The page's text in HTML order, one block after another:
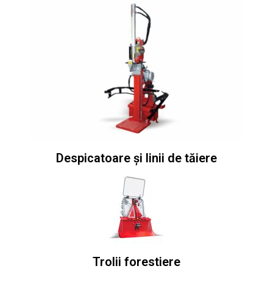
Despicatoare și linii de tăiere
Trolii forestiere